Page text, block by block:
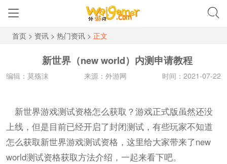
首页> 资讯> 热门资讯> 正文
新世界（new world）内测申请教程
编辑：莫殇沫 来源：外游网 时间：2021-07-22
新世界游戏测试资格怎么获取？游戏正式版虽然还没
上线，但是目前已经开启了封闭测试，有些玩家不知道
怎么获取新世界游戏测试资格，这里给大家带来了new
world测试资格获取方法介绍，一起来看下吧。